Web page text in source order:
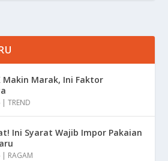
Makin Marak, Ini Faktor
|TREND
Ini Syarat Wajib Impor Pakaian
| RAGAM